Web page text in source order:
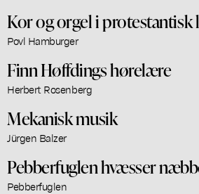
Kor og orgel i protestantisk
Povl Hamburger
Finn Høffdings hørelære
Herbert Rosenberg
Mekanisk musik
Jürgen Balzer
Pebberfuglen hvæsser
Pebberfuglen